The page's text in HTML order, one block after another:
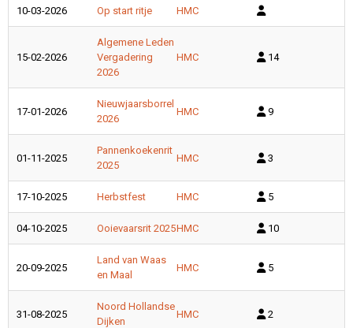
10-03-2026 Op start ritje HMC
15-02-2026
Algemene Leden
Vergadering
2026
HMC 14
17-01-2026
Nieuwjaarsborrel
2026
HMC 9
01-11-2025
Pannenkoekenrit
2025
HMC 3
17-10-2025 Herbstfest HMC 5
04-10-2025 Ooievaarsrit 2025HMC 10
20-09-2025
Land van Waas
en Maal
HMC 5
31-08-2025
Noord Hollandse
Dijken
HMC 2